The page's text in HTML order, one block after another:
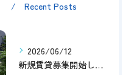
Recent Posts
2026/06/12
新規賃貸募集開始しました！